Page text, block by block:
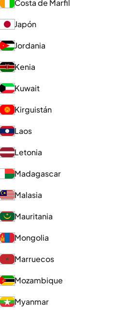
Costa de Marfil
Japón
Jordania
Kenia
Kuwait
Kirguistán
Laos
Letonia
Madagascar
Malasia
Mauritania
Mongolia
Marruecos
Mozambique
Myanmar